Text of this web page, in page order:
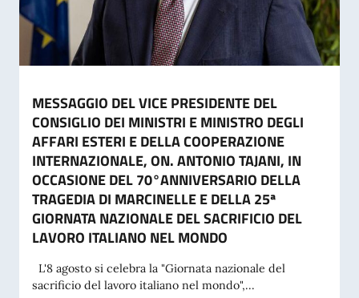
MESSAGGIO DEL VICE PRESIDENTE DEL
CONSIGLIO DEI MINISTRI E MINISTRO DEGLI
AFFARI ESTERI E DELLA COOPERAZIONE
INTERNAZIONALE, ON. ANTONIO TAJANI, IN
OCCASIONE DEL 70°ANNIVERSARIO DELLA
TRAGEDIA DI MARCINELLE E DELLA 25ª
GIORNATA NAZIONALE DEL SACRIFICIO DEL
LAVORO ITALIANO NEL MONDO
L'8 agosto si celebra la "Giornata nazionale del
sacrificio del lavoro italiano nel mondo",...